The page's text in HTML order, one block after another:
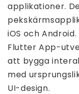
applikationer.
iOS och
Flutter App-
att bygga
med
UI-design.